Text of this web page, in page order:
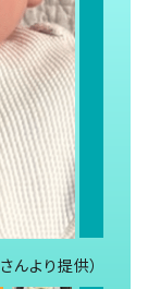
より提供）